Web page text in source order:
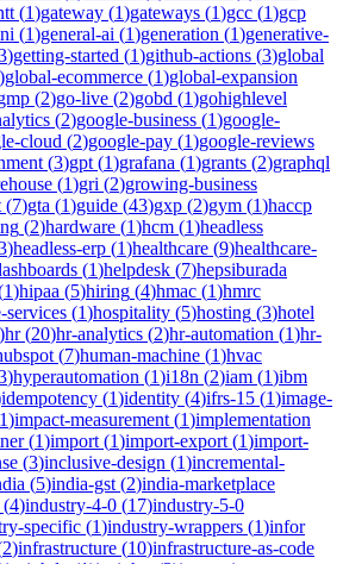
(1)gateway (1)gateways (1)gcc (1)gcp
(1)general-ai (1)generation (1)generative-
)getting-started (1)github-actions (3)global
)global-ecommerce (1)global-expansion
(2)go-live (2)gobd (1)gohighlevel
(2)google-business (1)google-
cloud (2)google-pay (1)google-reviews
(3)gpt (1)grafana (1)grants (2)graphql
(1)gri (2)growing-business
(7)gta (1)guide (43)gxp (2)gym (1)haccp
(2)hardware (1)hcm (1)headless
)headless-erp (1)healthcare (9)healthcare-
(1)helpdesk (7)hepsiburada
1)hipaa (5)hiring (4)hmac (1)hmrc
services (1)hospitality (5)hosting (3)hotel
)hr(20)hr-analytics (2)hr-automation (1)hr-
(7)human-machine (1)hvac
)hyperautomation (1)i18n (2)iam (1)ibm
idempotency (1)identity (4)ifrs-15 (1)image-
1)impact-measurement (1)implementation
(1)import (1)import-export (1)import-
(3)inclusive-design (1)incremental-
(5)india-gst (2)india-marketplace
(4)industry-4-0 (17)industry-5-0
specific (1)industry-wrappers (1)infor
2)infrastructure (10)infrastructure-as-code